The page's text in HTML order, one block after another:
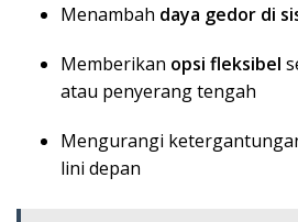
Menambah daya gedor di
Memberikan opsi fleksibel
atau penyerang tengah
Mengurangi
lini depan